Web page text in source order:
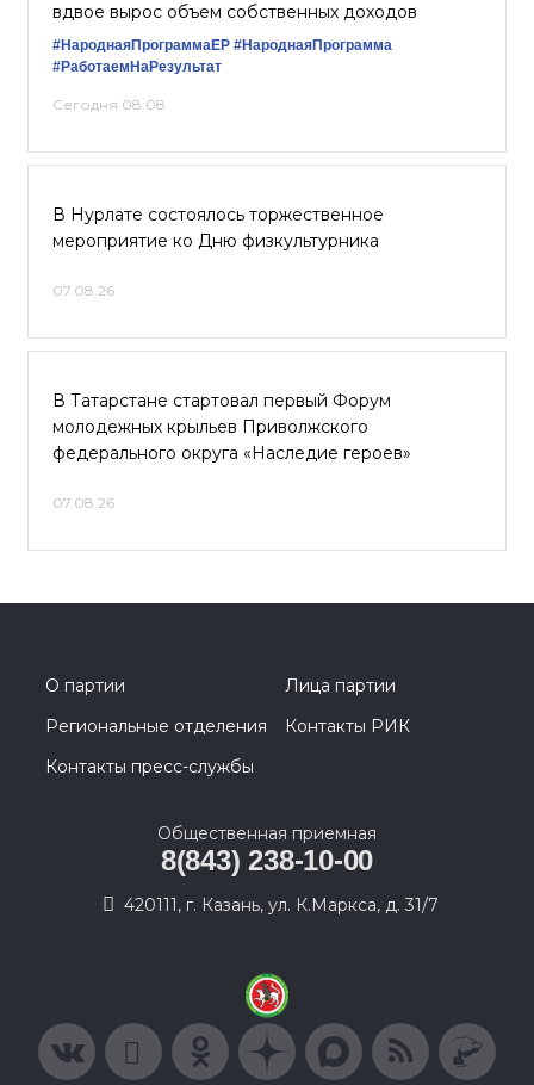
вдвое вырос объем собственных доходов
#НароднаяПрограммаЕР #НароднаяПрограмма
#РаботаемНаРезультат
Сегодня 08:08
В Нурлате состоялось торжественное
мероприятие ко Дню физкультурника
07.08.26
В Татарстане стартовал первый Форум
молодежных крыльев Приволжского
федерального округа «Наследие героев»
07.08.26
О партии
Лица партии
Региональные отделения
Контакты РИК
Контакты пресс-службы
Общественная приемная
8(843) 238-10-00
420111, г. Казань, ул. К.Маркса, д. 31/7